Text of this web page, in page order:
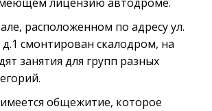
расположенном по адресу ул.
смонтирован скалодром, на
занятия для групп разных
общежитие, которое